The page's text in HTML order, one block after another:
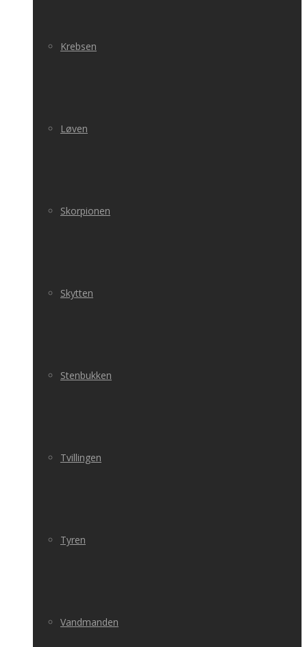
Krebsen
Løven
Skorpionen
Skytten
Stenbukken
Tvillingen
Tyren
Vandmanden